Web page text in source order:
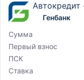
Автокредит
Генбанк
Сумма
Первый взнос
ПСК
Ставка